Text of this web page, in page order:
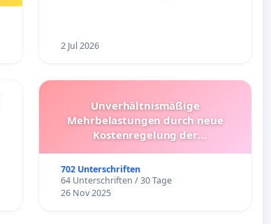
2 Jul 2026
Unverhältnismäßige
Mehrbelastungen durch neue
Kostenregelung der
Überprüfung und Alternativen
702 Unterschriften
64 Unterschriften / 30 Tage
26 Nov 2025